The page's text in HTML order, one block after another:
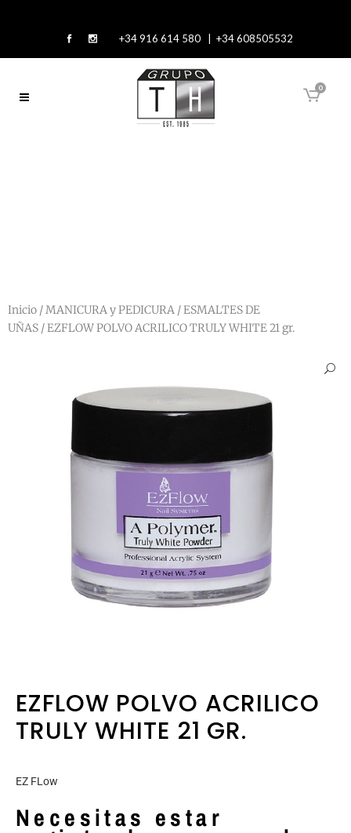
+34 916 614 580 | +34 608505532
0
Inicio /MANICURA y PEDICURA /ESMALTES DE
UÑAS / EZFLOW POLVO ACRILICO TRULY WHITE 21 gr.
EZFLOW POLVO ACRILICO
TRULY WHITE 21 GR.
EZ FLow
Necesitas estar